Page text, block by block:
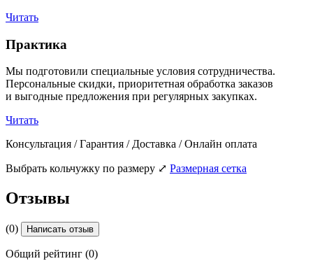
Читать
Практика
Мы подготовили специальные условия сотрудничества.
Персональные скидки, приоритетная обработка заказов
и выгодные предложения при регулярных закупках.
Читать
Консультация / Гарантия / Доставка / Онлайн оплата
Выбрать кольчужку по размеру ⤢ Размерная сетка
Отзывы
(0) Написать отзыв
Общий рейтинг (0)